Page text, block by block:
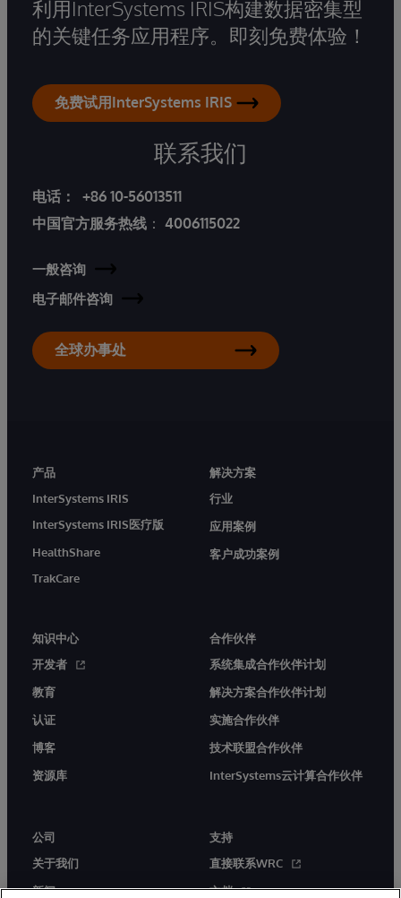
利用InterSystems IRIS构建数据密集型
的关键任务应用程序。即刻免费体验！
免费试用InterSystems IRIS
联系我们
电话：
+86 10-56013511
中国官方服务热线 ： 4006115022
一般咨询
电子邮件咨询
全球办事处
产品
InterSystems IRIS
InterSystems IRIS医疗版
HealthShare
TrakCare
解决方案
行业
应用案例
客户成功案例
知识中心
开发者
教育
认证
博客
资源库
合作伙伴
系统集成合作伙伴计划
解决方案合作伙伴计划
实施合作伙伴
技术联盟合作伙伴
InterSystems云计算合作伙伴
公司
关于我们
新闻
支持
直接联系WRC
文档